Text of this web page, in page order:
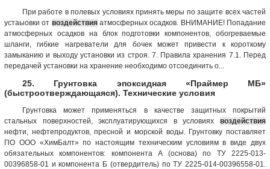
При работе в полевых условиях принять меры по защите всех частей
устаыовки от воздействияатмосферных осадков. ВНИМАНИЕ! Попадание
атмосферных осадков на блок подготовки компонентов, обогреваемые
шланги, гибкие нагреватели для бочек может привести к короткому
замыканию и выходу установки из строя. 7. Правила хранения 7.1. Перед
передачей установки на хранение необходимо отсоединить о...
25. Грунтовка эпоксидная «Праймер МБ»
(быстроотверждающаяся). Технические условия
Грунтовка может применяться в качестве защитных покрытий
стальных поверхностей, эксплуатирующихся в условиях воздействия
нефти, нефтепродуктов, пресной и морской воды. Грунтовку поставляет
ПО ООО «ХимБалт» по настоящим техническим условиям в виде двух
обязательных компонентов: компонента А (основа) по ТУ 2225-013-
00396858-01 и компонента Б (отвердитель) по ТУ 2225-014-00396558-01.